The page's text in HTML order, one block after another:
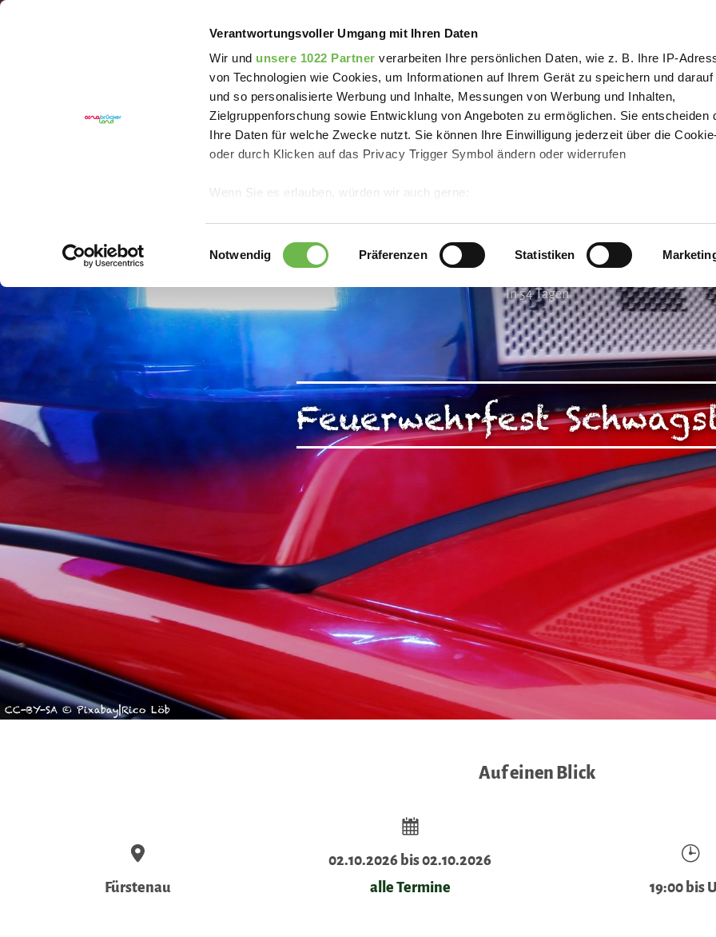
Verantwortungsvoller Umgang mit Ihren Daten
Wir und unsere 1022 Partner verarbeiten Ihre persönlichen Daten, wie z. B. Ihre IP-
von Technologien wie Cookies, um Informationen auf Ihrem Gerät zu speichern und
und so personalisierte Werbung und Inhalte, Messungen von Werbung und Inhalten,
Zielgruppenforschung sowie Entwicklung von Angeboten zu ermöglichen. Sie entscheiden
Ihre Daten für welche Zwecke nutzt. Sie können Ihre Einwilligung jederzeit über die
oder durch Klicken auf das Privacy Trigger Symbol ändern oder widerrufen
Wenn Sie es erlauben, würden wir auch gerne:
Ihr Gerät durch aktives Scannen nach bestimmten Merkmalen (Fingerprinting)
Abschnitt Einzelheiten
Wir verwenden Cookies, um Inhalte und Anzeigen zu personalisieren, Funktionen für
anbieten zu können und die Zugriffe auf unsere Website zu analysieren.Danke, dass Sie
Hinweis auf Verarbeitung Ihrer auf dieser Webseite erhobenen Daten in den USA
und YouTube:Indem Sie auf "Gerne Alle annehmen" oder Präferenzen, Statistiken oder
ankreuzen und auf „Auswahl manuell festlegen“ klicken, willigen Sie zugleich gem. Art. 49
a DSGVO ein, dass Ihre Daten in den USA verarbeitet werden. Die USA werden vom
Gerichtshof als ein Land mit einem nach EU-Standards unzureichendem
eingeschätzt. Es besteht insbesondere das Risiko, dass Ihre Daten durch US-Behörden,
und zu Überwachungszwecken, möglicherweise auch ohne Rechtsbehelfsmöglichkeiten,
werden können. Wenn Sie auf "Auswahl manuell festlegen" klicken und keine der
(Präferenzen, Statistiken oder Marketing ausgewählt haben, findet die vorgehend
Übermittlung nicht statt. Weitere Informationen erhalten Sie in unseren
Ausführlich informieren wir Sie darüber gerne hier:
Datenschutz Impressum
Einwilligungsauswahl
Notwendig Präferenzen Statistiken
In 54 Tagen
Feuerwehrfest
CC-BY-SA © Pixabay|Rico Löb
Auf einen Blick
Fürstenau
02.10.2026 bis 02.10.2026
alle Termine
19:00 bis